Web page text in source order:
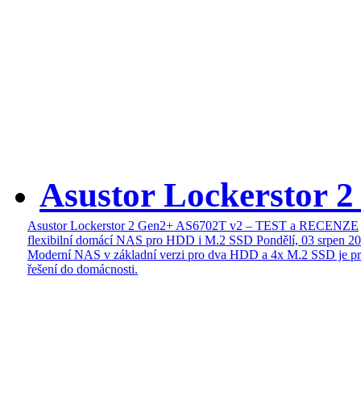
Asustor Lockerstor
Asustor Lockerstor 2 Gen2+ AS6702T v2 – TEST a RECENZE
flexibilní domácí NAS pro HDD i M.2 SSD Pondělí, 03 srpen
Moderní NAS v základní verzi pro dva HDD a 4x M.2 SSD je
řešení do domácnosti.